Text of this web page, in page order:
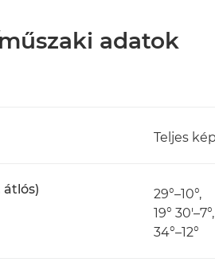
adatok
Teljes
átlós)
29°–10°,
19° 30'–7°,
34°–12°